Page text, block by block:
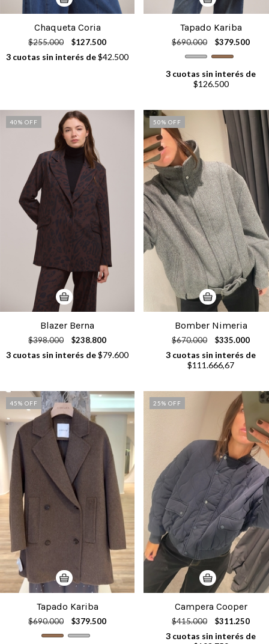
Chaqueta Coria
$255.000 $127.500
3 cuotas sin interés de$42.500
Tapado Kariba
$690.000 $379.500
3 cuotas sin interés de
$126.500
40% OFF
Blazer Berna
$398.000 $238.800
3 cuotas sin interés de$79.600
50% OFF
Bomber Nimeria
$670.000 $335.000
3 cuotas sin interés de
$111.666,67
45% OFF
Tapado Kariba
$690.000 $379.500
25% OFF
Campera Cooper
$415.000 $311.250
3 cuotas sin interés de